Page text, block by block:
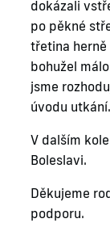
dokázali
po pěkné
třetina
bohužel
jsme
úvodu utkání.
V dalším
Boleslavi.
Děkujeme
podporu.